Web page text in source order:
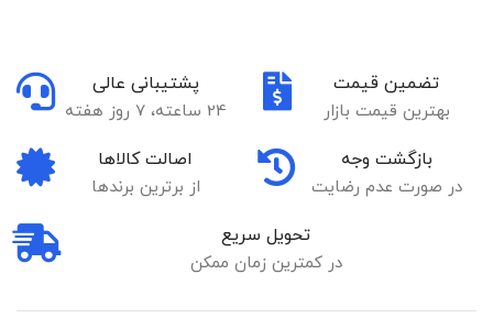
تضمین قیمت
بهترین قیمت بازار
پشتیبانی عالی
24 ساعته، 7 روز هفته
بازگشت وجه
در صورت عدم رضایت
اصالت کالاها
از برترین برندها
تحویل سریع
در کمترین زمان ممکن